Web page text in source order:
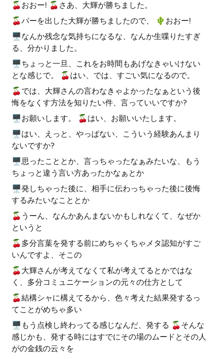
🍒おおー! 🍒さあ、大輝が勝ちました。
🍒パーを出した大輝が勝ちましたので、 🌵️おおー!
🖥なんか残念な気持ちになるな、なんか生喋りたすぎ
る、分かりました。
🖥ちょっと一旦、これをお時間もあげなきゃいけない
とな感じで。 🍒はい、では、すごい気になるので。
🍒では、大輝さんの言わなきゃよかったなぁという後
悔をなくす方法を知りたい件、言っていいですか?
🖥お願いします。 🍒はい、お願いいたします。
🖥はい、えっと、やっぱない、こういう経験あんまり
ないですか?
🖥思ったこととか、言っちゃったなぁみたいな、もう
ちょっと違う言い方あったかなぁとか
🖥発しちゃった後に、相手に伝わっちゃった後に後悔
するみたいなこととか
🍒うーん、なんかあんまないかもしれなくて、なぜか
というと
🍒多分言葉を発する前にめちゃくちゃメタ認知がすご
いんですよ、そこの
🍒大輝さんが考えてなくて私が考えてるとかではな
く、多分コミュニケーションの元々の仕方として
🍒結構シャに構えてるから、色々考えた結果発するっ
てことがめちゃ多い
🖥もう点検し終わってる感じなんだ、発する 🍒そんな
感じかも、発する時にはすでにその場のムードとその人
がの金銭の云々を